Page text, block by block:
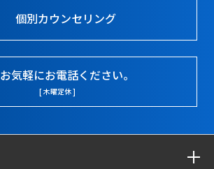
個別カウンセリング
お気軽にお電話ください。
[ 木曜定休 ]